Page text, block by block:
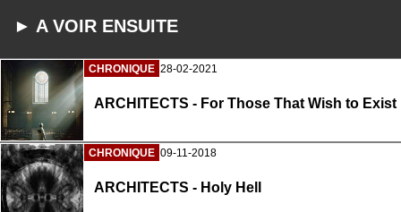
► A VOIR ENSUITE
CHRONIQUE 28-02-2021
ARCHITECTS - For Those That Wish to Exist
CHRONIQUE 09-11-2018
ARCHITECTS - Holy Hell